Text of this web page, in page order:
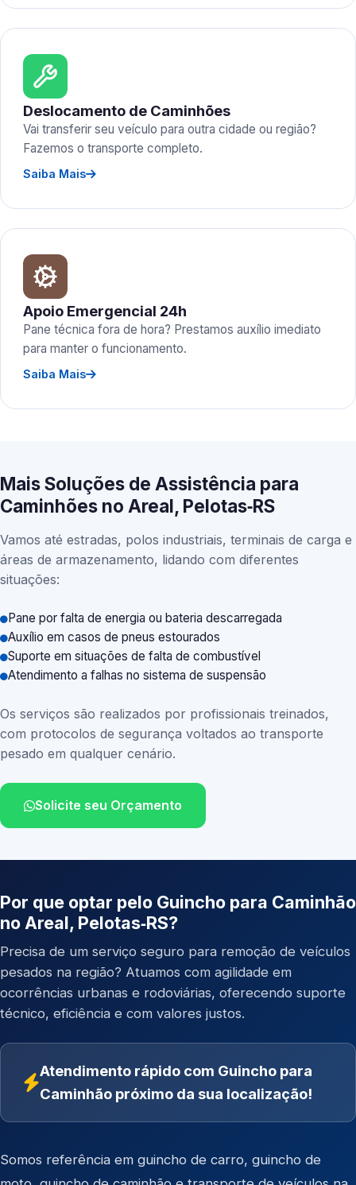
Deslocamento de Caminhões
Vai transferir seu veículo para outra cidade ou região?
Fazemos o transporte completo.
Saiba Mais
Apoio Emergencial 24h
Pane técnica fora de hora? Prestamos auxílio imediato
para manter o funcionamento.
Saiba Mais
Mais Soluções de Assistência para
Caminhões no Areal, Pelotas‑RS
Vamos até estradas, polos industriais, terminais de carga e
áreas de armazenamento, lidando com diferentes
situações:
Pane por falta de energia ou bateria descarregada
Auxílio em casos de pneus estourados
Suporte em situações de falta de combustível
Atendimento a falhas no sistema de suspensão
Os serviços são realizados por profissionais treinados,
com protocolos de segurança voltados ao transporte
pesado em qualquer cenário.
Solicite seu Orçamento
Por que optar pelo Guincho para Caminhão
no Areal, Pelotas‑RS?
Precisa de um serviço seguro para remoção de veículos
pesados na região? Atuamos com agilidade em
ocorrências urbanas e rodoviárias, oferecendo suporte
técnico, eficiência e com valores justos.
Atendimento rápido com Guincho para
Caminhão próximo da sua localização!
Somos referência em guincho de carro, guincho de